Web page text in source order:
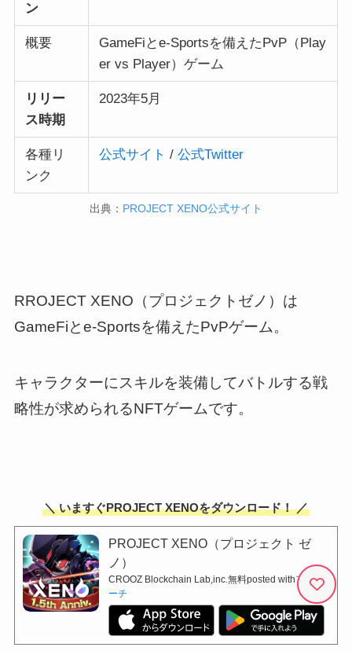
ン
概要
GameFiとe-Sportsを備えたPvP（Play
er vs Player）ゲーム
リリー
ス時期
2023年5月
各種リ
ンク
公式サイト / 公式Twitter
出典： PROJECT XENO公式サイト
RROJECT XENO（プロジェクトゼノ）は
GameFiとe-Sportsを備えたPvPゲーム。
キャラクターにスキルを装備してバトルする戦
略性が求められるNFTゲームです。
＼ いますぐPROJECT XENOをダウンロード！ ／
PROJECT XENO（プロジェクト ゼ
ノ）
CROOZ Blockchain Lab,inc.無料posted withアプリ
ーチ